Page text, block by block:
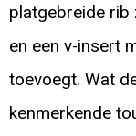
platgebreide
en een v-insert
toevoegt. Wat
kenmerkende